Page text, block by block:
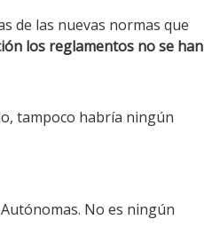
de las nuevas normas que
los reglamentos no se han
tampoco habría ningún
No es ningún